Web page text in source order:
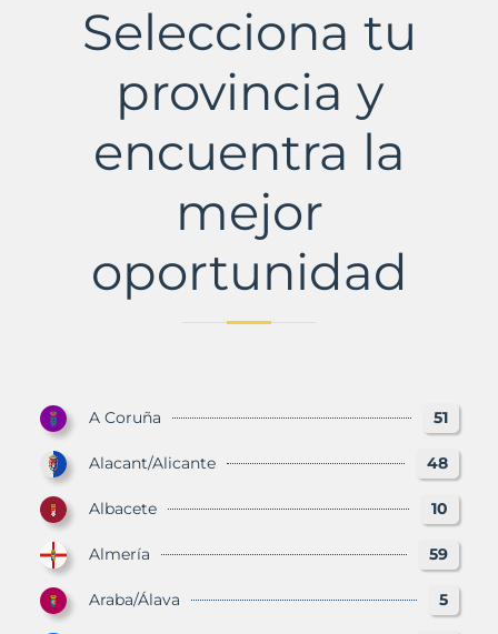
Municipio
Murbalands
Selecciona tu
provincia y
encuentra la
mejor
oportunidad
A Coruña 51
Alacant/Alicante 48
Albacete 10
Almería 59
Araba/Álava 5